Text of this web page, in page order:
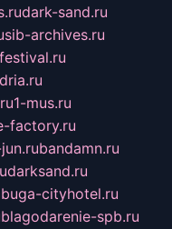
dark-sand.ru
sib-archives.ru
1-mus.ru
factory.ru
bandamn.ru
darksand.ru
cityhotel.ru
blagodarenie-spb.ru